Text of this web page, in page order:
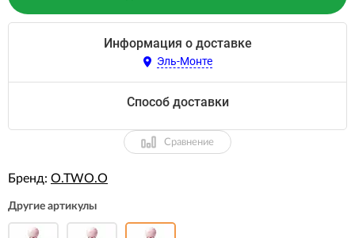
Информация о доставке
Эль-Монте
Способ доставки
Сравнение
Бренд: O.TWO.O
Другие артикулы